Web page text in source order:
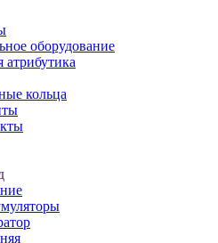
оборудование
кольца